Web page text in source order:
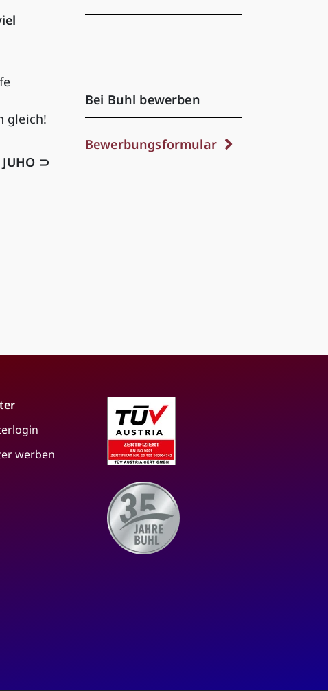
gleich!
⊃
Bei Buhl bewerben
Bewerbungsformular
werben